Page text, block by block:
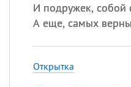
И подружек, собой
А еще, самых
Открытка